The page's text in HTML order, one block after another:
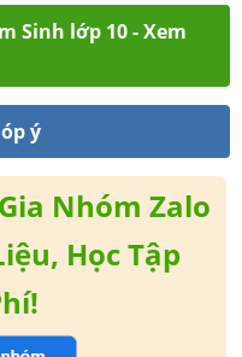
Sinh lớp 10 - Xem
ý
Nhóm Zalo
Học Tập